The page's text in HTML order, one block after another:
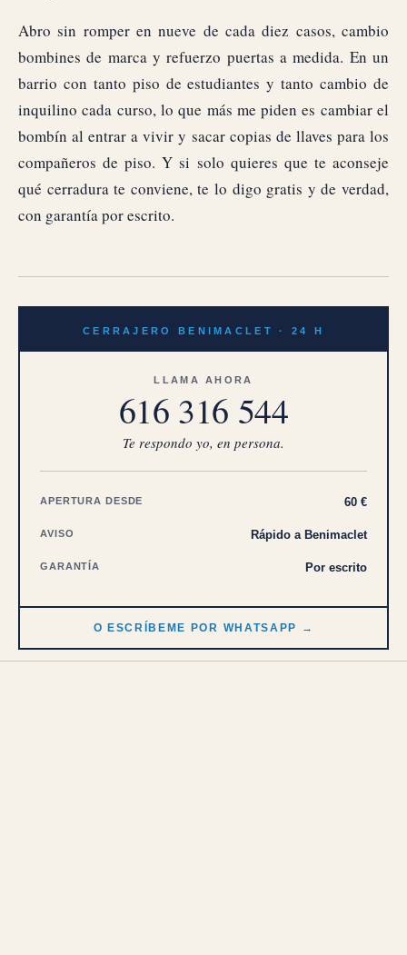
Abro sin romper en nueve de cada diez casos, cambio
bombines de marca y refuerzo puertas a medida. En un
barrio con tanto piso de estudiantes y tanto cambio de
inquilino cada curso, lo que más me piden es cambiar el
bombín al entrar a vivir y sacar copias de llaves para los
compañeros de piso. Y si solo quieres que te aconseje
qué cerradura te conviene, te lo digo gratis y de verdad,
con garantía por escrito.
CERRAJERO BENIMACLET · 24 H
LLAMA AHORA
616 316 544
Te respondo yo, en persona.
APERTURA DESDE 60 €
AVISO Rápido a Benimaclet
GARANTÍA Por escrito
O ESCRÍBEME POR WHATSAPP →